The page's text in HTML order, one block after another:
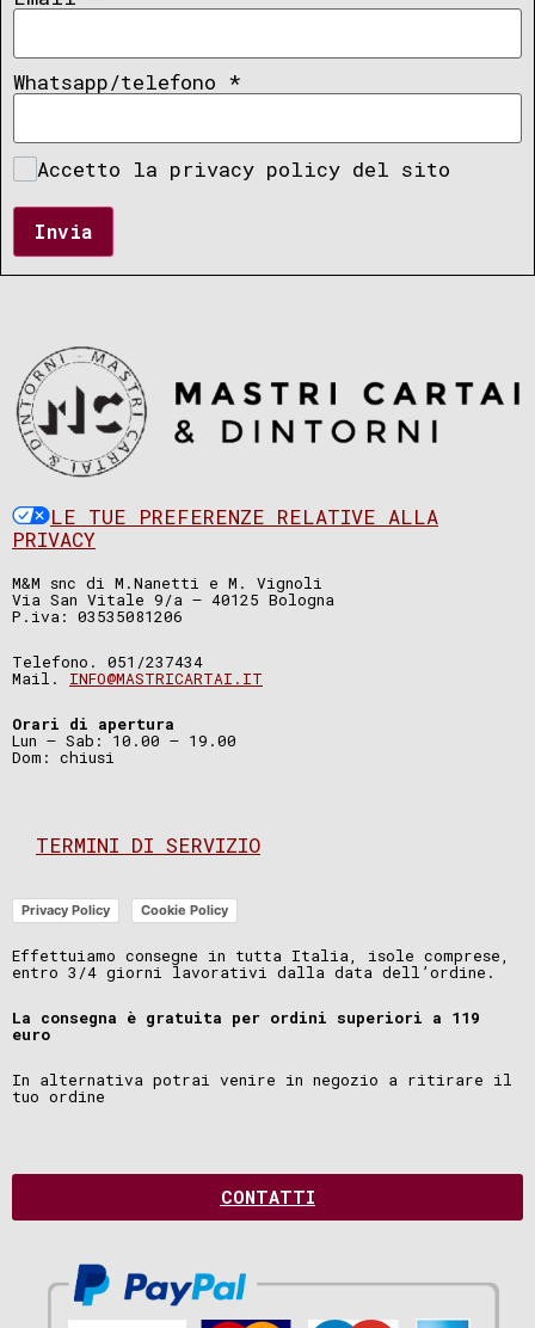
Whatsapp/telefono *
Accetto la privacy policy del sito
Invia
LE TUE PREFERENZE RELATIVE ALLA
PRIVACY
M&M snc di M.Nanetti e M. Vignoli
Via San Vitale 9/a – 40125 Bologna
P.iva: 03535081206
Telefono. 051/237434
Mail. INFO@MASTRICARTAI.IT
Orari di apertura
Lun – Sab: 10.00 – 19.00
Dom: chiusi
TERMINI DI SERVIZIO
Privacy Policy Cookie Policy
Effettuiamo consegne in tutta Italia, isole comprese,
entro 3/4 giorni lavorativi dalla data dell’ordine.
La consegna è gratuita per ordini superiori a 119
euro
In alternativa potrai venire in negozio a ritirare il
tuo ordine
CONTATTI